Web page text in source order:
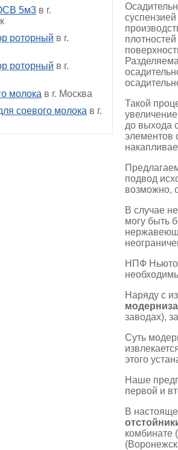
5м3 в г.
роторный в г.
роторный в г.
молока в г. Москва
соевого молока в г.
Такой
до выхода
элементов
подвод
возможно,
В случае
могу быть
НПФ
Наряду с
заводах),
Суть
этого
Наше
первой и
В
комбинате